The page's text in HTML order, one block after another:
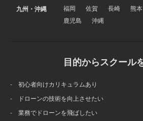
九州・沖縄 福岡 佐賀 長崎 熊本
鹿児島
沖縄
目的からスクール
- 初心者向けカリキュラムあり
- ドローンの技術を向上させたい
- 業務でドローンを飛ばしたい